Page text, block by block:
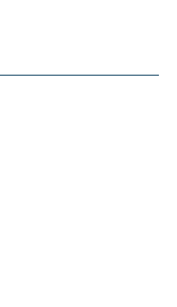
того, чтобы